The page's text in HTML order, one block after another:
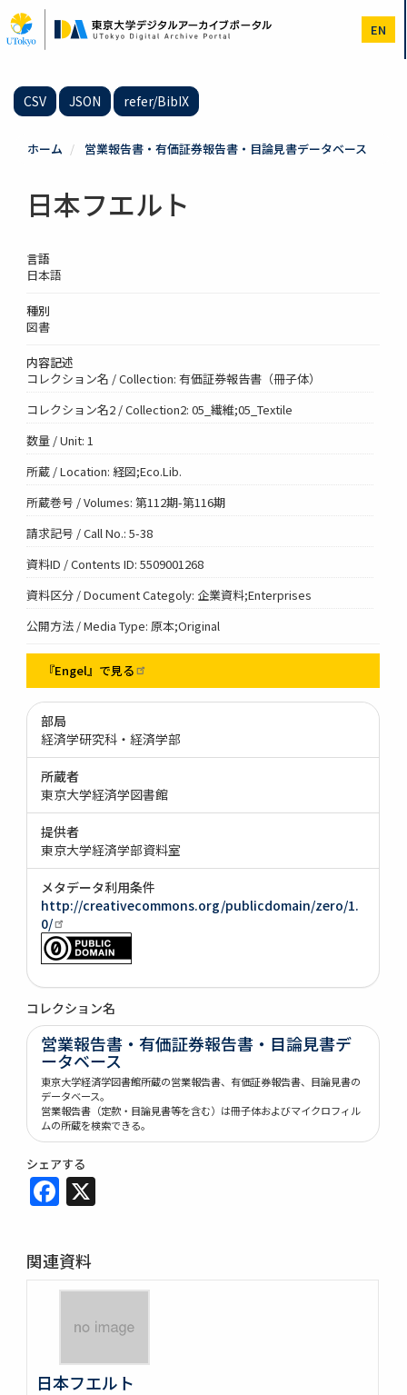
イ
ン
EN
CSV JSON refer/BibIX
ホーム 営業報告書・有価証券報告書・目論見書データベース
日本フエルト
言語
日本語
種別
図書
内容記述
コレクション名 / Collection: 有価証券報告書（冊子体）
コレクション名2 / Collection2: 05_繊維;05_Textile
数量 / Unit: 1
所蔵 / Location: 経図;Eco.Lib.
所蔵巻号 / Volumes: 第112期-第116期
請求記号 / Call No.: 5-38
資料ID / Contents ID: 5509001268
資料区分 / Document Categoly: 企業資料;Enterprises
公開方法 / Media Type: 原本;Original
『Engel』で見る
部局
経済学研究科・経済学部
所蔵者
東京大学経済学図書館
提供者
東京大学経済学部資料室
メタデータ利用条件
http://creativecommons.org/publicdomain/zero/1.
0/
コレクション名
営業報告書・有価証券報告書・目論見書デ
ータベース
東京大学経済学図書館所蔵の営業報告書、有価証券報告書、目論見書の
データベース。
営業報告書（定款・目論見書等を含む）は冊子体およびマイクロフィル
ムの所蔵を検索できる。
シェアする
Facebook
関連資料
日本フエルト